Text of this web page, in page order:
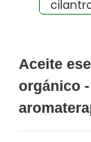
Aceite
orgánico